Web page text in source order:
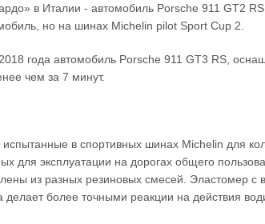
в Италии - автомобиль Porsche 911 GT2
но на шинах Michelin pilot Sport Cup 2.
года автомобиль Porsche 911 GT3 RS,
чем за 7 минут.
в спортивных шинах Michelin для
для эксплуатации на дорогах общего
из разных резиновых смесей. Эластомер
более точными реакции на действия